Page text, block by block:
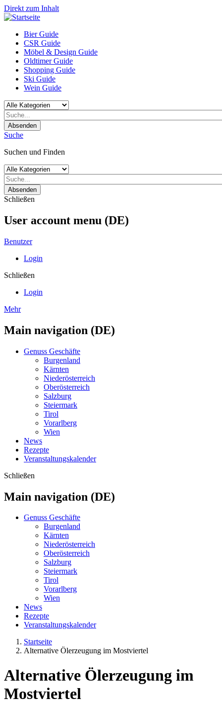
Direkt zum Inhalt
Bier Guide
CSR Guide
Möbel & Design Guide
Oldtimer Guide
Shopping Guide
Ski Guide
Wein Guide
Absenden
Suche
Suchen und Finden
Absenden
Schließen
User account menu (DE)
Benutzer
Login
Schließen
Login
Mehr
Main navigation (DE)
Genuss Geschäfte
Burgenland
Kärnten
Niederösterreich
Oberösterreich
Salzburg
Steiermark
Tirol
Vorarlberg
Wien
News
Rezepte
Veranstaltungskalender
Schließen
Main navigation (DE)
Genuss Geschäfte
Burgenland
Kärnten
Niederösterreich
Oberösterreich
Salzburg
Steiermark
Tirol
Vorarlberg
Wien
News
Rezepte
Veranstaltungskalender
Startseite
Alternative Ölerzeugung im Mostviertel
Alternative Ölerzeugung im
Mostviertel